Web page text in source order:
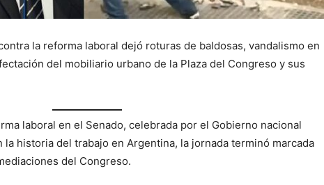
la reforma laboral dejó roturas de baldosas, vandalismo en
del mobiliario urbano de la Plaza del Congreso y sus
laboral en el Senado, celebrada por el Gobierno nacional
la historia del trabajo en Argentina, la jornada terminó marcada
del Congreso.